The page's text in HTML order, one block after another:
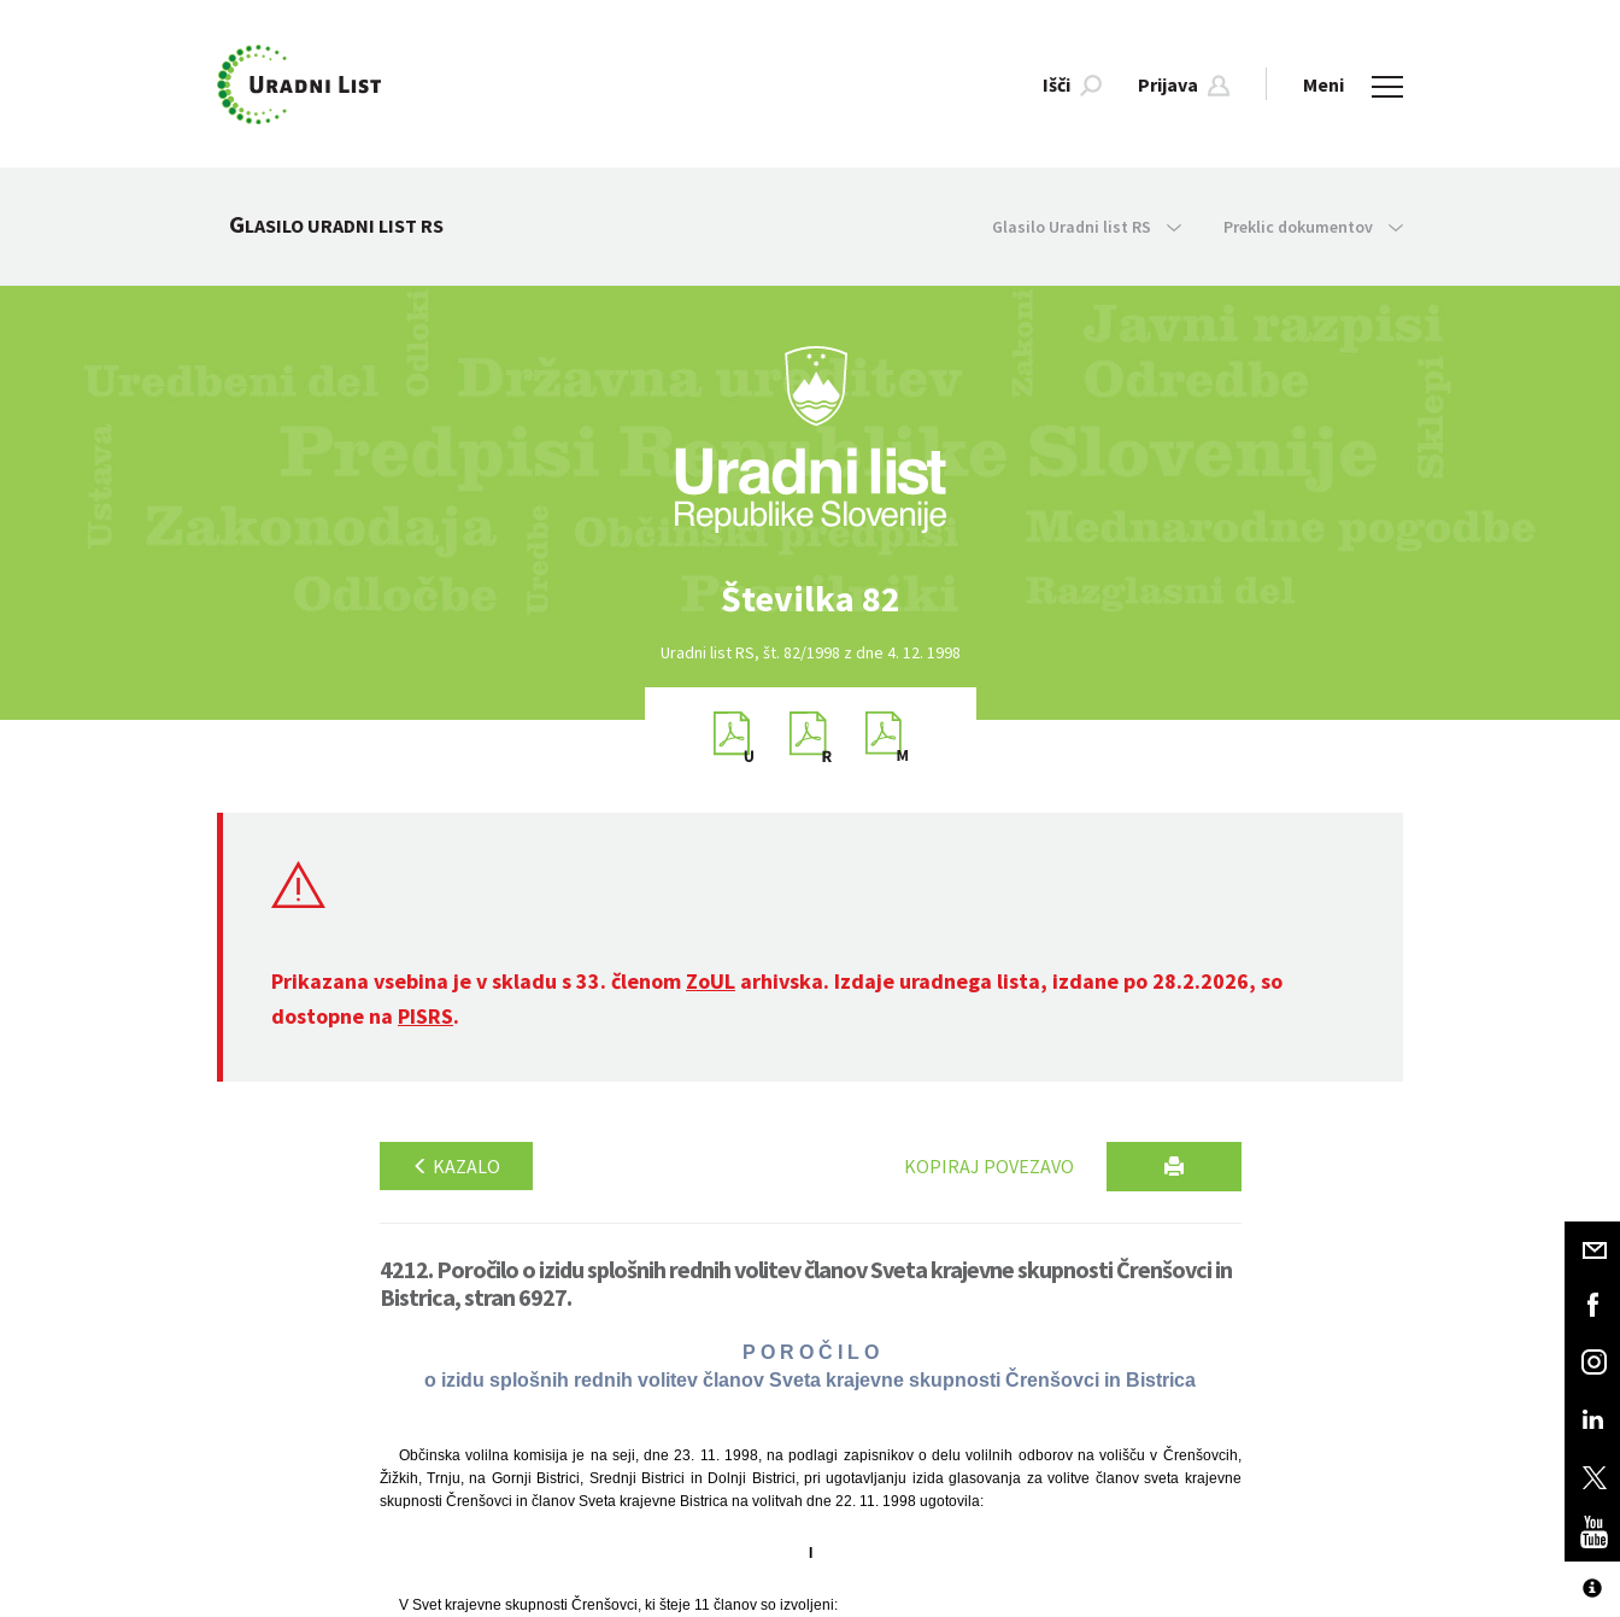
Išči Prijava Meni
GLASILO URADNI LIST RS Glasilo Uradni list RS Preklic dokumentov
Številka 82
Uradni list RS, št. 82/1998 z dne 4. 12. 1998
Prikazana vsebina je v skladu s 33. členom ZoUL arhivska. Izdaje uradnega lista, izdane po 28.2.2026, so
dostopne na PISRS.
KAZALO KOPIRAJ POVEZAVO
4212. Poročilo o izidu splošnih rednih volitev članov Sveta krajevne skupnosti Črenšovci in
Bistrica, stran 6927.
P O R O Č I L O
o izidu splošnih rednih volitev članov Sveta krajevne skupnosti Črenšovci in Bistrica
Občinska volilna komisija je na seji, dne 23. 11. 1998, na podlagi zapisnikov o delu volilnih odborov na volišču v Črenšovcih,
Žižkih, Trnju, na Gornji Bistrici, Srednji Bistrici in Dolnji Bistrici, pri ugotavljanju izida glasovanja za volitve članov sveta krajevne
skupnosti Črenšovci in članov Sveta krajevne Bistrica na volitvah dne 22. 11. 1998 ugotovila:
I
V Svet krajevne skupnosti Črenšovci, ki šteje 11 članov so izvoljeni: